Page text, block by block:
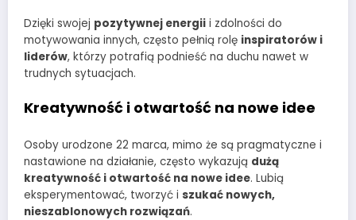
Dzięki swojej pozytywnej energii i zdolności do
motywowania innych, często pełnią rolę inspiratorów i
liderów, którzy potrafią podnieść na duchu nawet w
trudnych sytuacjach.
Kreatywność i otwartość na nowe idee
Osoby urodzone 22 marca, mimo że są pragmatyczne i
nastawione na działanie, często wykazują dużą
kreatywność i otwartość na nowe idee. Lubią
eksperymentować, tworzyć i szukać nowych,
nieszablonowych rozwiązań.